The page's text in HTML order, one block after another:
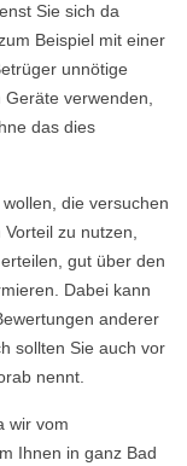
Sie sich da
Beispiel mit einer
unnötige
verwenden,
das dies
die versuchen
zu nutzen,
gut über den
Dabei kann
anderer
sollten Sie auch vor
nennt.
wir vom
Ihnen in ganz Bad